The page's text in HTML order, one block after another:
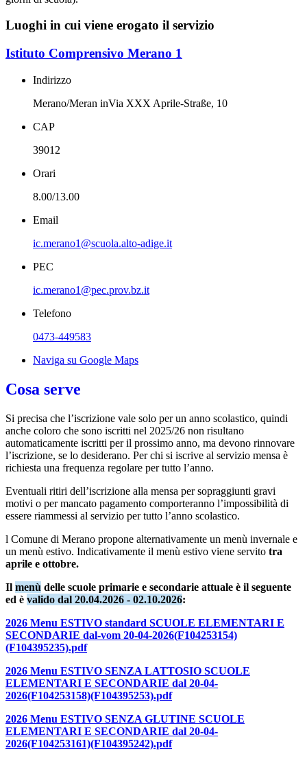
Luoghi in cui viene erogato il servizio
Istituto Comprensivo Merano 1
Indirizzo
Merano/Meran inVia XXX Aprile-Straße, 10
CAP
39012
Orari
8.00/13.00
Email
ic.merano1@scuola.alto-adige.it
PEC
ic.merano1@pec.prov.bz.it
Telefono
0473-449583
Naviga su Google Maps
Cosa serve
Si precisa che l’iscrizione vale solo per un anno scolastico, quindi
anche coloro che sono iscritti nel 2025/26 non risultano
automaticamente iscritti per il prossimo anno, ma devono rinnovare
l’iscrizione, se lo desiderano. Per chi si iscrive al servizio mensa è
richiesta una frequenza regolare per tutto l’anno.
Eventuali ritiri dell’iscrizione alla mensa per sopraggiunti gravi
motivi o per mancato pagamento comporteranno l’impossibilità di
essere riammessi al servizio per tutto l’anno scolastico.
l Comune di Merano propone alternativamente un menù invernale e
un menù estivo. Indicativamente il menù estivo viene servito tra
aprile e ottobre.
Il menù delle scuole primarie e secondarie attuale è il seguente
ed è valido dal 20.04.2026 - 02.10.2026:
2026 Menu ESTIVO standard SCUOLE ELEMENTARI E
SECONDARIE dal-vom 20-04-2026(F104253154)
(F104395235).pdf
2026 Menu ESTIVO SENZA LATTOSIO SCUOLE
ELEMENTARI E SECONDARIE dal 20-04-
2026(F104253158)(F104395253).pdf
2026 Menu ESTIVO SENZA GLUTINE SCUOLE
ELEMENTARI E SECONDARIE dal 20-04-
2026(F104253161)(F104395242).pdf